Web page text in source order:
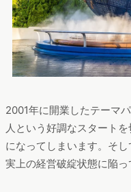
2001年に開業したテーマ
人という好調なスタート
になってしまいます。そ
実上の経営破綻状態に陥っ